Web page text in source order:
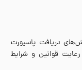
دریافت پاسپورت
قوانین و شرایط